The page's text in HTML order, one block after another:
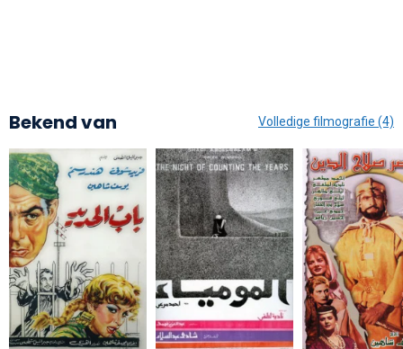
Bekend van Volledige filmografie (4)